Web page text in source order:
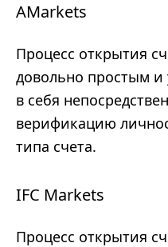
AMarkets
Процесс открытия
довольно простым
в себя
верификацию
типа счета.
IFC Markets
Процесс открытия